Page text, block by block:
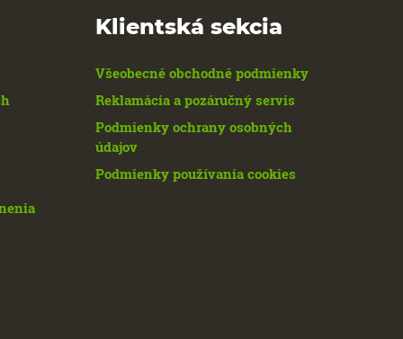
Klientská sekcia
Všeobecné obchodné podmienky
Reklamácia a pozáručný servis
Podmienky ochrany osobných
údajov
Podmienky používania cookies